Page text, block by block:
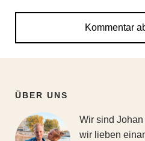
ÜBER UNS
Wir sind
wir lieben